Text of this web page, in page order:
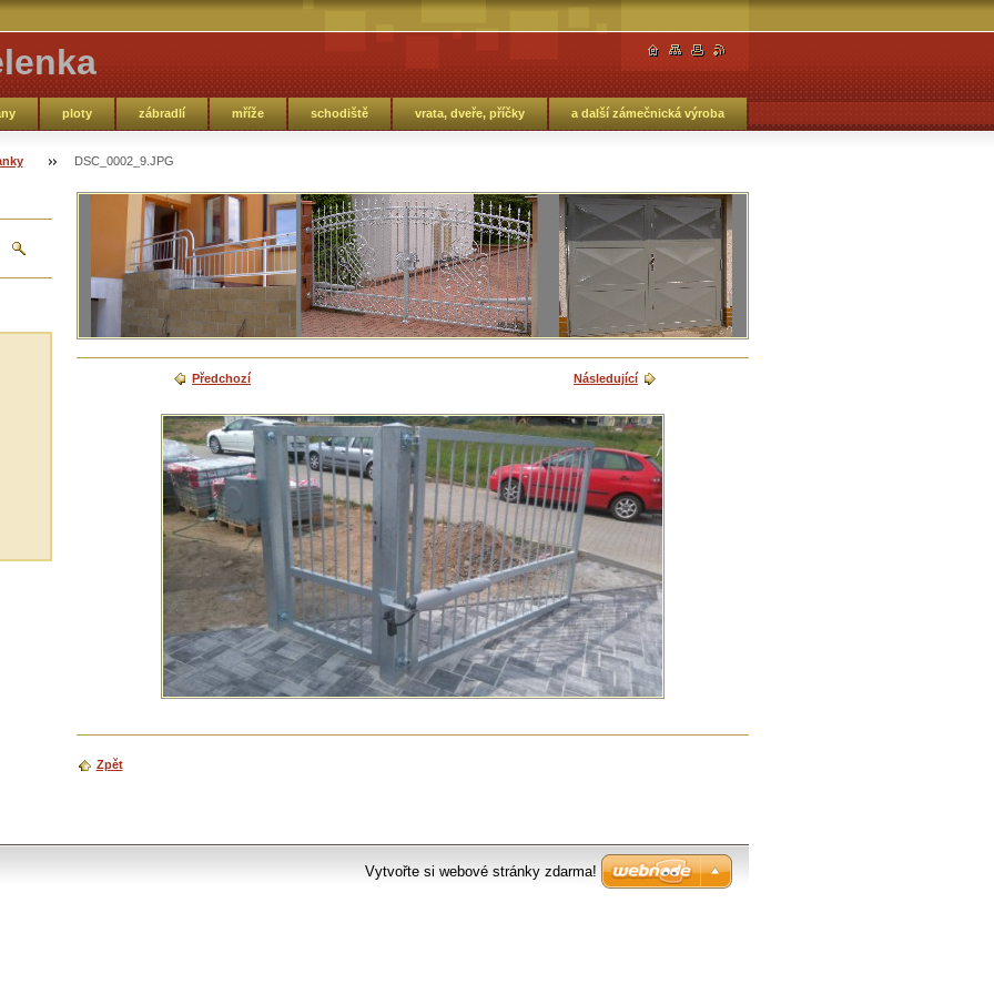
ploty zábradlí mříže schodiště vrata, dveře, příčky a další zámečnická výroba
DSC_0002_9.JPG
Předchozí Následující
Zpět
Vytvořte si webové stránky zdarma!